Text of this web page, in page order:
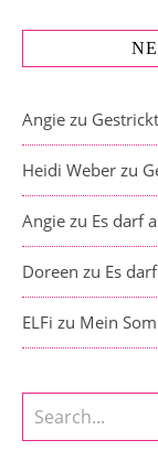
Angie zu
Heidi Weber zu
Angie zu Es darf
Doreen zu Es
ELFi zu Mein